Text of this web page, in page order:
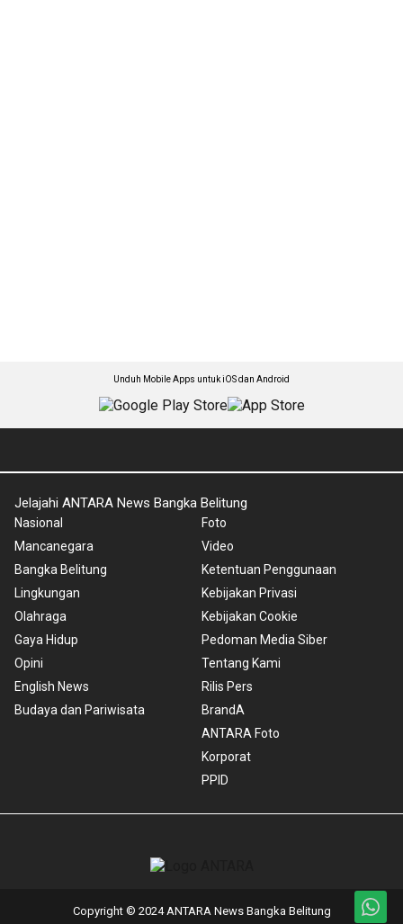
Unduh Mobile Apps untuk iOS dan Android
Jelajahi ANTARA News Bangka Belitung
Nasional
Mancanegara
Bangka Belitung
Lingkungan
Olahraga
Gaya Hidup
Opini
English News
Budaya dan Pariwisata
Foto
Video
Ketentuan Penggunaan
Kebijakan Privasi
Kebijakan Cookie
Pedoman Media Siber
Tentang Kami
Rilis Pers
BrandA
ANTARA Foto
Korporat
PPID
Copyright © 2024 ANTARA News Bangka Belitung